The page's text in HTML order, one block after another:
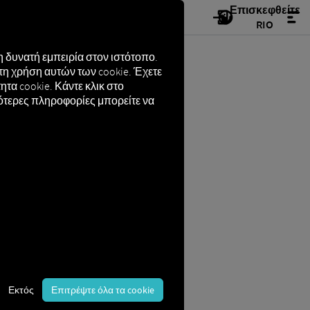
Επισκεφθείτε
RIO
δομή
ως αριθμός πλαισίου. Πρόκειται
σημεία του ίδιου του
εμπειρία στον ιστότοπο.
χρήση αυτών των cookie. Έχετε
cookie. Κάντε κλικ στο
πληροφορίες μπορείτε να
Εκτός Επιτρέψτε όλα τα cookie